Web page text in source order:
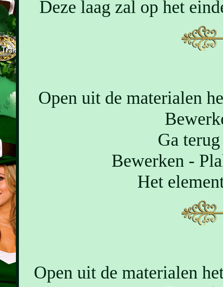
Deze laag zal op het
Open uit de materialen
Ga
Bewerken -
Het
Open uit de materialen